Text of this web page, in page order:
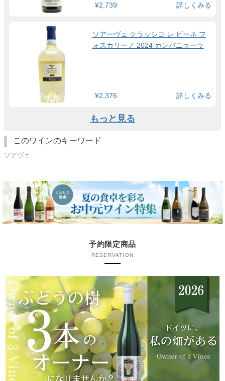
¥2,739 詳しくみる
ソアーヴェ クラッシコ レ ビーネ フ
ォスカリーノ 2024 カンパニョーラ
¥2,376 詳しくみる
もっと見る
このワインのキーワード
ソアヴェ
予約限定商品
RESERVATION